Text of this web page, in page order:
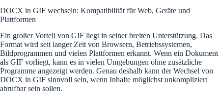
DOCX in GIF wechseln: Kompatibilität für Web, Geräte und
Plattformen
Ein großer Vorteil von GIF liegt in seiner breiten Unterstützung. Das
Format wird seit langer Zeit von Browsern, Betriebssystemen,
Bildprogrammen und vielen Plattformen erkannt. Wenn ein Dokument
als GIF vorliegt, kann es in vielen Umgebungen ohne zusätzliche
Programme angezeigt werden. Genau deshalb kann der Wechsel von
DOCX in GIF sinnvoll sein, wenn Inhalte möglichst unkompliziert
abrufbar sein sollen.